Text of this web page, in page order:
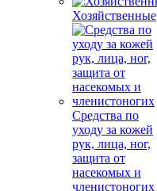
Хозяйственные
Средства по
уходу за кожей
рук, лица, ног,
защита от
насекомых и
членистоногих